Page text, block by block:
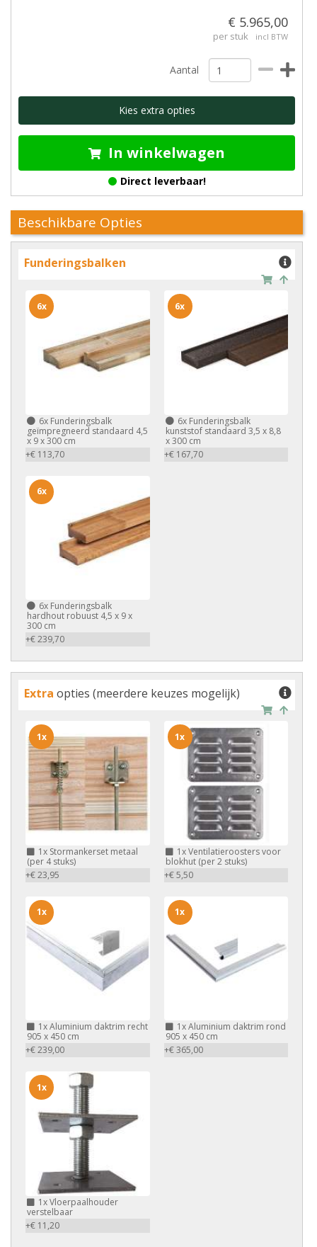
€ 5.965,00
per stuk incl BTW
Aantal
Kies extra opties
In winkelwagen
Direct leverbaar!
Beschikbare Opties
Funderingsbalken
6x Funderingsbalk
geïmpregneerd standaard 4,5
x 9 x 300 cm
+€ 113,70
6x
6xFunderingsbalk
kunststof standaard 3,5 x 8,8
x 300 cm
+€ 167,70
6x
6x Funderingsbalk
hardhout robuust 4,5 x 9 x
300 cm
+€ 239,70
6x
Extra opties (meerdere keuzes mogelijk)
1x Stormankerset metaal
(per 4 stuks)
+€ 23,95
1x
1xVentilatieroosters voor
blokhut (per 2 stuks)
+€ 5,50
1x
1xAluminium daktrim recht
905 x 450 cm
+€ 239,00
1x
1xAluminium daktrim rond
905 x 450 cm
+€ 365,00
1x
1xVloerpaalhouder
verstelbaar
+€ 11,20
1x